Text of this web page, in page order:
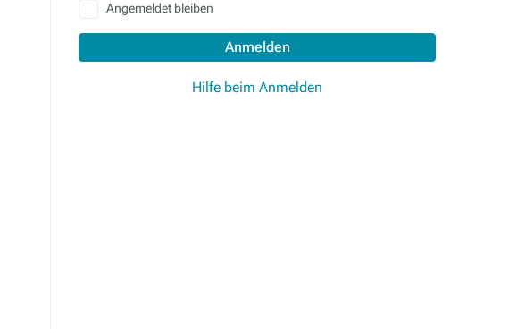
Angemeldet bleiben
Anmelden
Hilfe beim Anmelden